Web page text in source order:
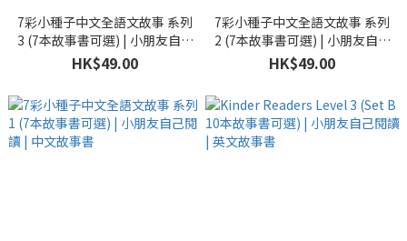
7彩小種子中文全語文故事 系列
3 (7本故事書可選) | 小朋友自己
閱讀 | 中文故事書
HK$49.00
7彩小種子中文全語文故事 系列
2 (7本故事書可選) | 小朋友自己
閱讀 | 中文故事書
HK$49.00